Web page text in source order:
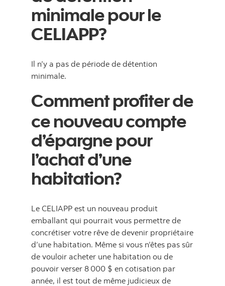
minimale pour le
CELIAPP?
Il n’y a pas de période de détention
minimale.
Comment profiter de
ce nouveau compte
d’épargne pour
l’achat d’une
habitation?
Le CELIAPP est un nouveau produit
emballant qui pourrait vous permettre de
concrétiser votre rêve de devenir propriétaire
d’une habitation. Même si vous n’êtes pas sûr
de vouloir acheter une habitation ou de
pouvoir verser 8 000 $ en cotisation par
année, il est tout de même judicieux de